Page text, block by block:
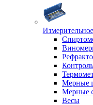
Мерные
Мерные
Весы